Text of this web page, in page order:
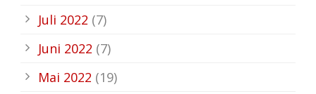
Juli 2022 (7)
Juni 2022 (7)
Mai 2022 (19)